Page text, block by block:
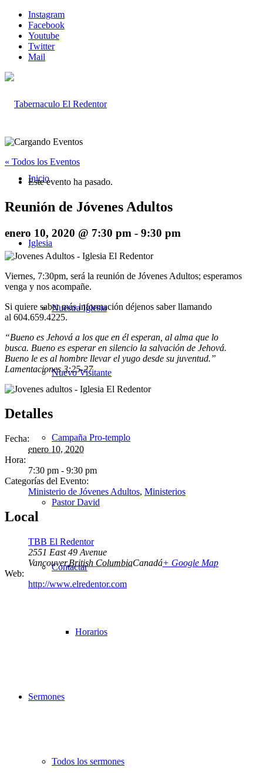
Instagram
Facebook
Youtube
Twitter
Mail
Inicio
Iglesia
Nuestra Iglesia
Nuevo Visitante
Campaña Pro-templo
Pastor David
Contactar
Horarios
Sermones
Todos los sermones
« Todos los Eventos
Este evento ha pasado.
Reunión de Jóvenes Adultos
enero 10, 2020 @ 7:30 pm - 9:30 pm
Viernes, 7:30pm, será la reunión de Jóvenes Adultos; esperamos
venga y nos acompañe.
Si quiere saber más información déjenos saber llamando
al 604.659.4225.
“Bueno es Jehová a los que en él esperan, al alma que lo
busca. Bueno es esperar en silencio la salvación de Jehová.
Bueno le es al hombre llevar el yugo desde su juventud.”
Lamentaciones 3:25-27
Detalles
Fecha:
enero 10, 2020
Hora:
7:30 pm - 9:30 pm
Categorías del Evento:
Ministerio de Jóvenes Adultos, Ministerios
Local
TBB El Redentor
2551 East 49 Avenue
Vancouver,British ColumbiaCanadá+ Google Map
Web:
http://www.elredentor.com